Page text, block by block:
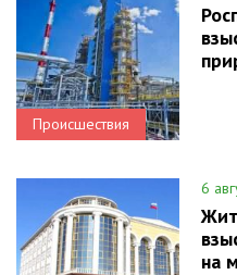
Происшествия
6
на